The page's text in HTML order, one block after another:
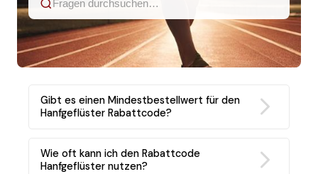
Gibt es einen Mindestbestellwert für den
Hanfgeflüster Rabattcode?
Wie oft kann ich den Rabattcode
Hanfgeflüster nutzen?